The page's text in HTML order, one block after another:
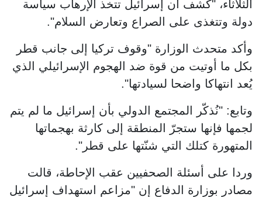
الثلاثاء، "كشف أن إسرائيل تتخذ الإرهاب سياسة
دولة وتتغذى على الصراع وتعارض السلام".
وأكد متحدث الوزارة "وقوف تركيا إلى جانب قطر
بكل ما أوتيت من قوة ضد الهجوم الإسرائيلي الذي
يُعد انتهاكا واضحا لسيادتها".
وتابع: "نُذكّر المجتمع الدولي بأن إسرائيل ما لم يتم
لجمها فإنها ستجرّ المنطقة إلى كارثة بهجماتها
المتهورة كتلك التي شنّتها على قطر".
وردا على أسئلة الصحفيين عقب الإحاطة، قالت
مصادر بوزارة الدفاع إن "مزاعم استهداف إسرائيل